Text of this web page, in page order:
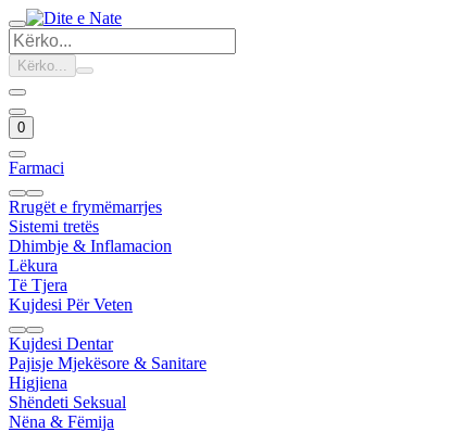
Kërko...
0
Farmaci
Rrugët e frymëmarrjes
Sistemi tretës
Dhimbje & Inflamacion
Lëkura
Të Tjera
Kujdesi Për Veten
Kujdesi Dentar
Pajisje Mjekësore & Sanitare
Higjiena
Shëndeti Seksual
Nëna & Fëmija